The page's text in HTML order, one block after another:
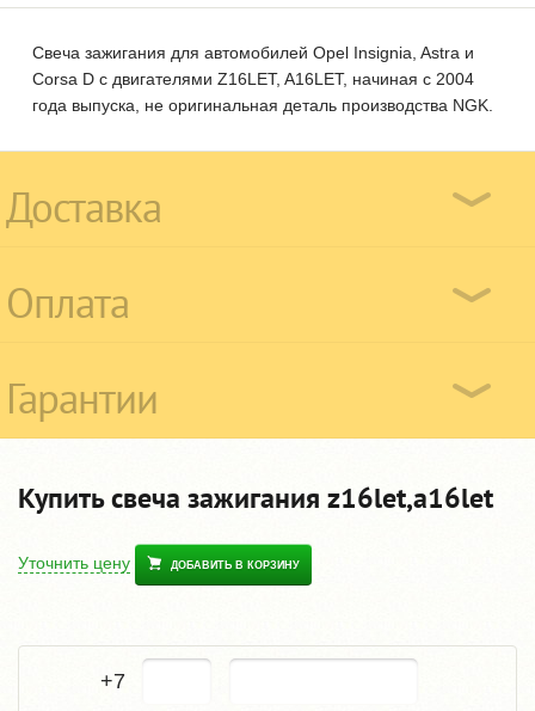
Свеча зажигания для автомобилей Opel Insignia, Astra и
Corsa D с двигателями Z16LET, A16LET, начиная с 2004
года выпуска, не оригинальная деталь производства NGK.
Доставка
Оплата
Гарантии
Купить свеча зажигания z16let,a16let
Уточнить цену ДОБАВИТЬ В КОРЗИНУ
+7